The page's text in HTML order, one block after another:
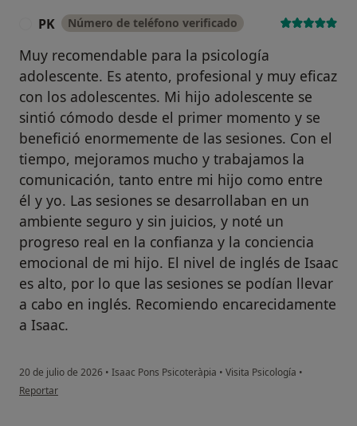
PK Número de teléfono verificado
Muy recomendable para la psicología
adolescente. Es atento, profesional y muy eficaz
con los adolescentes. Mi hijo adolescente se
sintió cómodo desde el primer momento y se
benefició enormemente de las sesiones. Con el
tiempo, mejoramos mucho y trabajamos la
comunicación, tanto entre mi hijo como entre
él y yo. Las sesiones se desarrollaban en un
ambiente seguro y sin juicios, y noté un
progreso real en la confianza y la conciencia
emocional de mi hijo. El nivel de inglés de Isaac
es alto, por lo que las sesiones se podían llevar
a cabo en inglés. Recomiendo encarecidamente
a Isaac.
20 de julio de 2026 • Isaac Pons Psicoteràpia • Visita Psicología •
en opinión del usuario PK
Reportar